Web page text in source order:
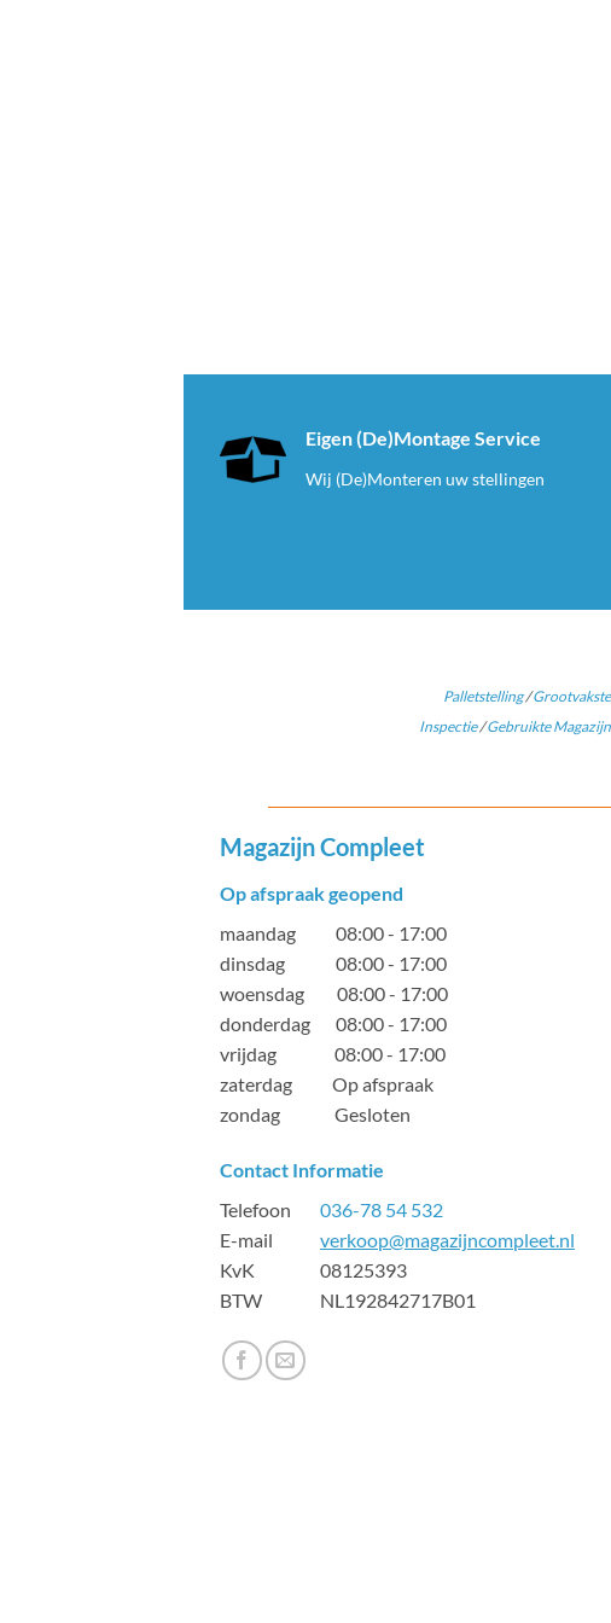
Eigen (De)Montage Service
Wij (De)Monteren uw stellingen
Palletstelling/
Inspectie/Gebruikte
Magazijn Compleet
Op afspraak geopend
maandag 08:00 - 17:00
dinsdag 08:00 - 17:00
woensdag 08:00 - 17:00
donderdag 08:00 - 17:00
vrijdag 08:00 - 17:00
zaterdag Op afspraak
zondag Gesloten
Contact Informatie
Telefoon 036-78 54 532
E-mail verkoop@magazijncompleet.nl
KvK 08125393
BTW NL192842717B01